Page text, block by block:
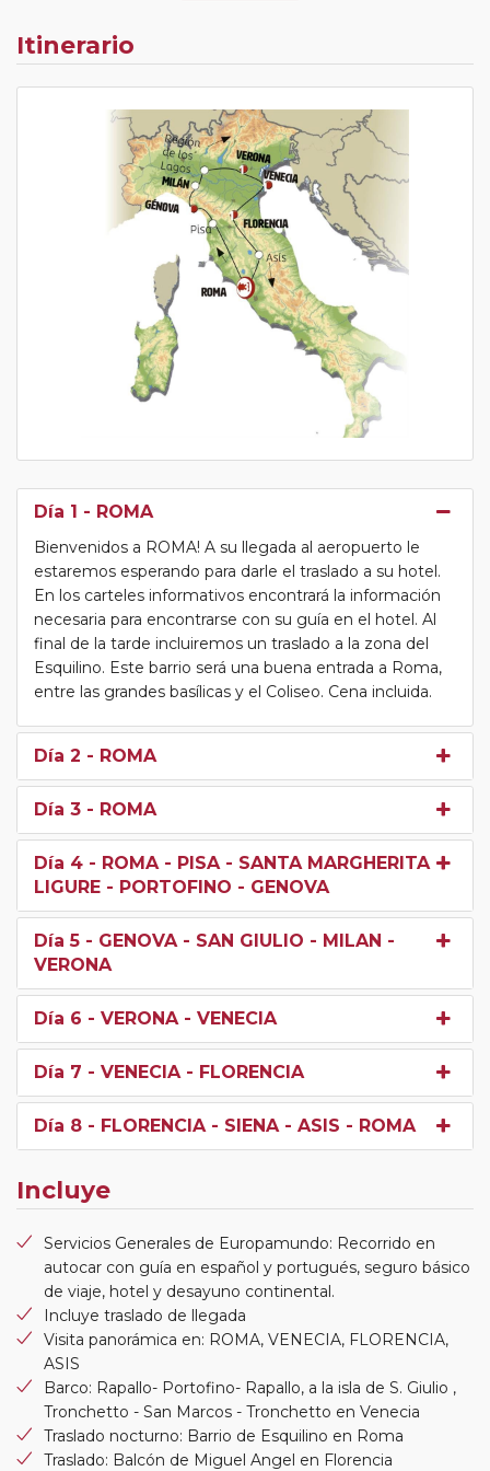
tras rellenar el cuestionario de satisfacción en "Mi viaje")
o los que estén en luna de miel contarán con un
descuento del 5%.
Itinerario
Día 1 - ROMA
Bienvenidos a ROMA! A su llegada al aeropuerto le
estaremos esperando para darle el traslado a su hotel.
En los carteles informativos encontrará la información
necesaria para encontrarse con su guía en el hotel. Al
final de la tarde incluiremos un traslado a la zona del
Esquilino. Este barrio será una buena entrada a Roma,
entre las grandes basílicas y el Coliseo. Cena incluida.
Día 2 - ROMA
Día 3 - ROMA
Día 4 - ROMA - PISA - SANTA MARGHERITA
LIGURE - PORTOFINO - GENOVA
Día 5 - GENOVA - SAN GIULIO - MILAN -
VERONA
Día 6 - VERONA - VENECIA
Día 7 - VENECIA - FLORENCIA
Día 8 - FLORENCIA - SIENA - ASIS - ROMA
Incluye
Servicios Generales de Europamundo: Recorrido en
autocar con guía en español y portugués, seguro básico
de viaje, hotel y desayuno continental.
Incluye traslado de llegada
Visita panorámica en: ROMA, VENECIA, FLORENCIA,
ASIS
Barco: Rapallo- Portofino- Rapallo, a la isla de S. Giulio ,
Tronchetto - San Marcos - Tronchetto en Venecia
Traslado nocturno: Barrio de Esquilino en Roma
Traslado: Balcón de Miguel Angel en Florencia